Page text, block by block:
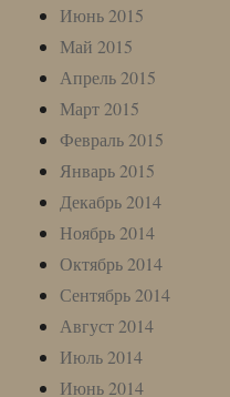
Июнь 2015
Май 2015
Апрель 2015
Март 2015
Февраль 2015
Январь 2015
Декабрь 2014
Ноябрь 2014
Октябрь 2014
Сентябрь 2014
Август 2014
Июль 2014
Июнь 2014